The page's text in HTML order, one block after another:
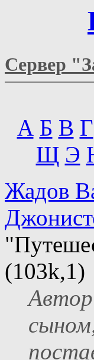
Сервер
А Б В Г
Щ Э
Жадов
(103k,1)